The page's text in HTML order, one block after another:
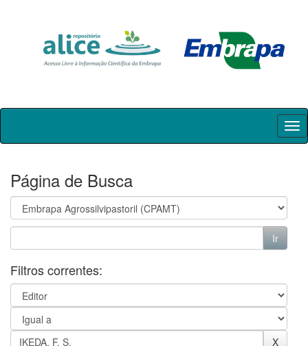
Skip
Página de Busca
Filtros correntes: